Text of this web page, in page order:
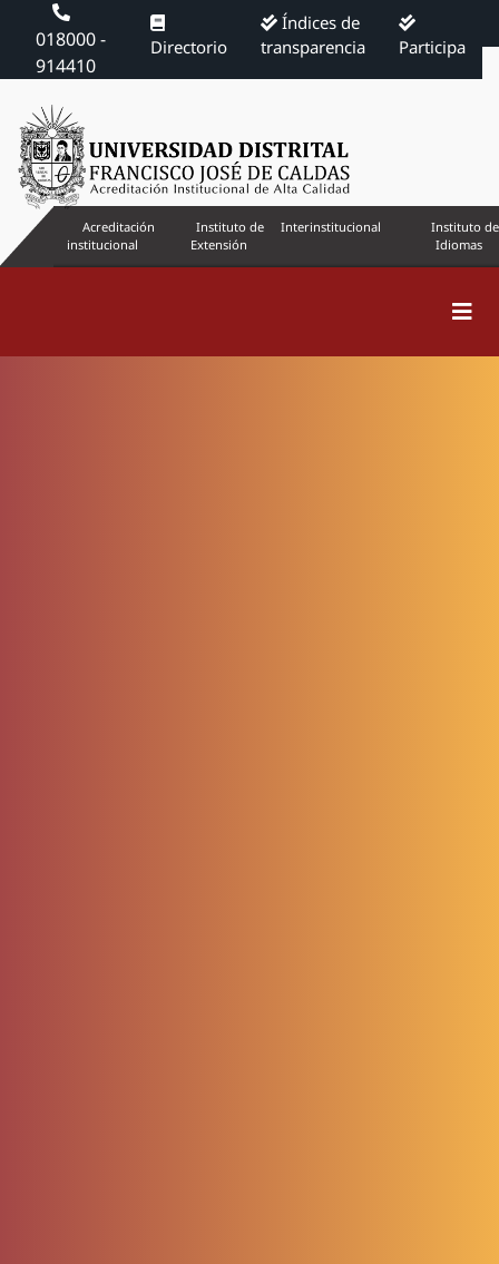
018000 -
914410
Directorio
Índices de
transparencia
Participa
Acreditación
institucional
Instituto de
Extensión
Interinstitucional
Instituto de
Idiomas